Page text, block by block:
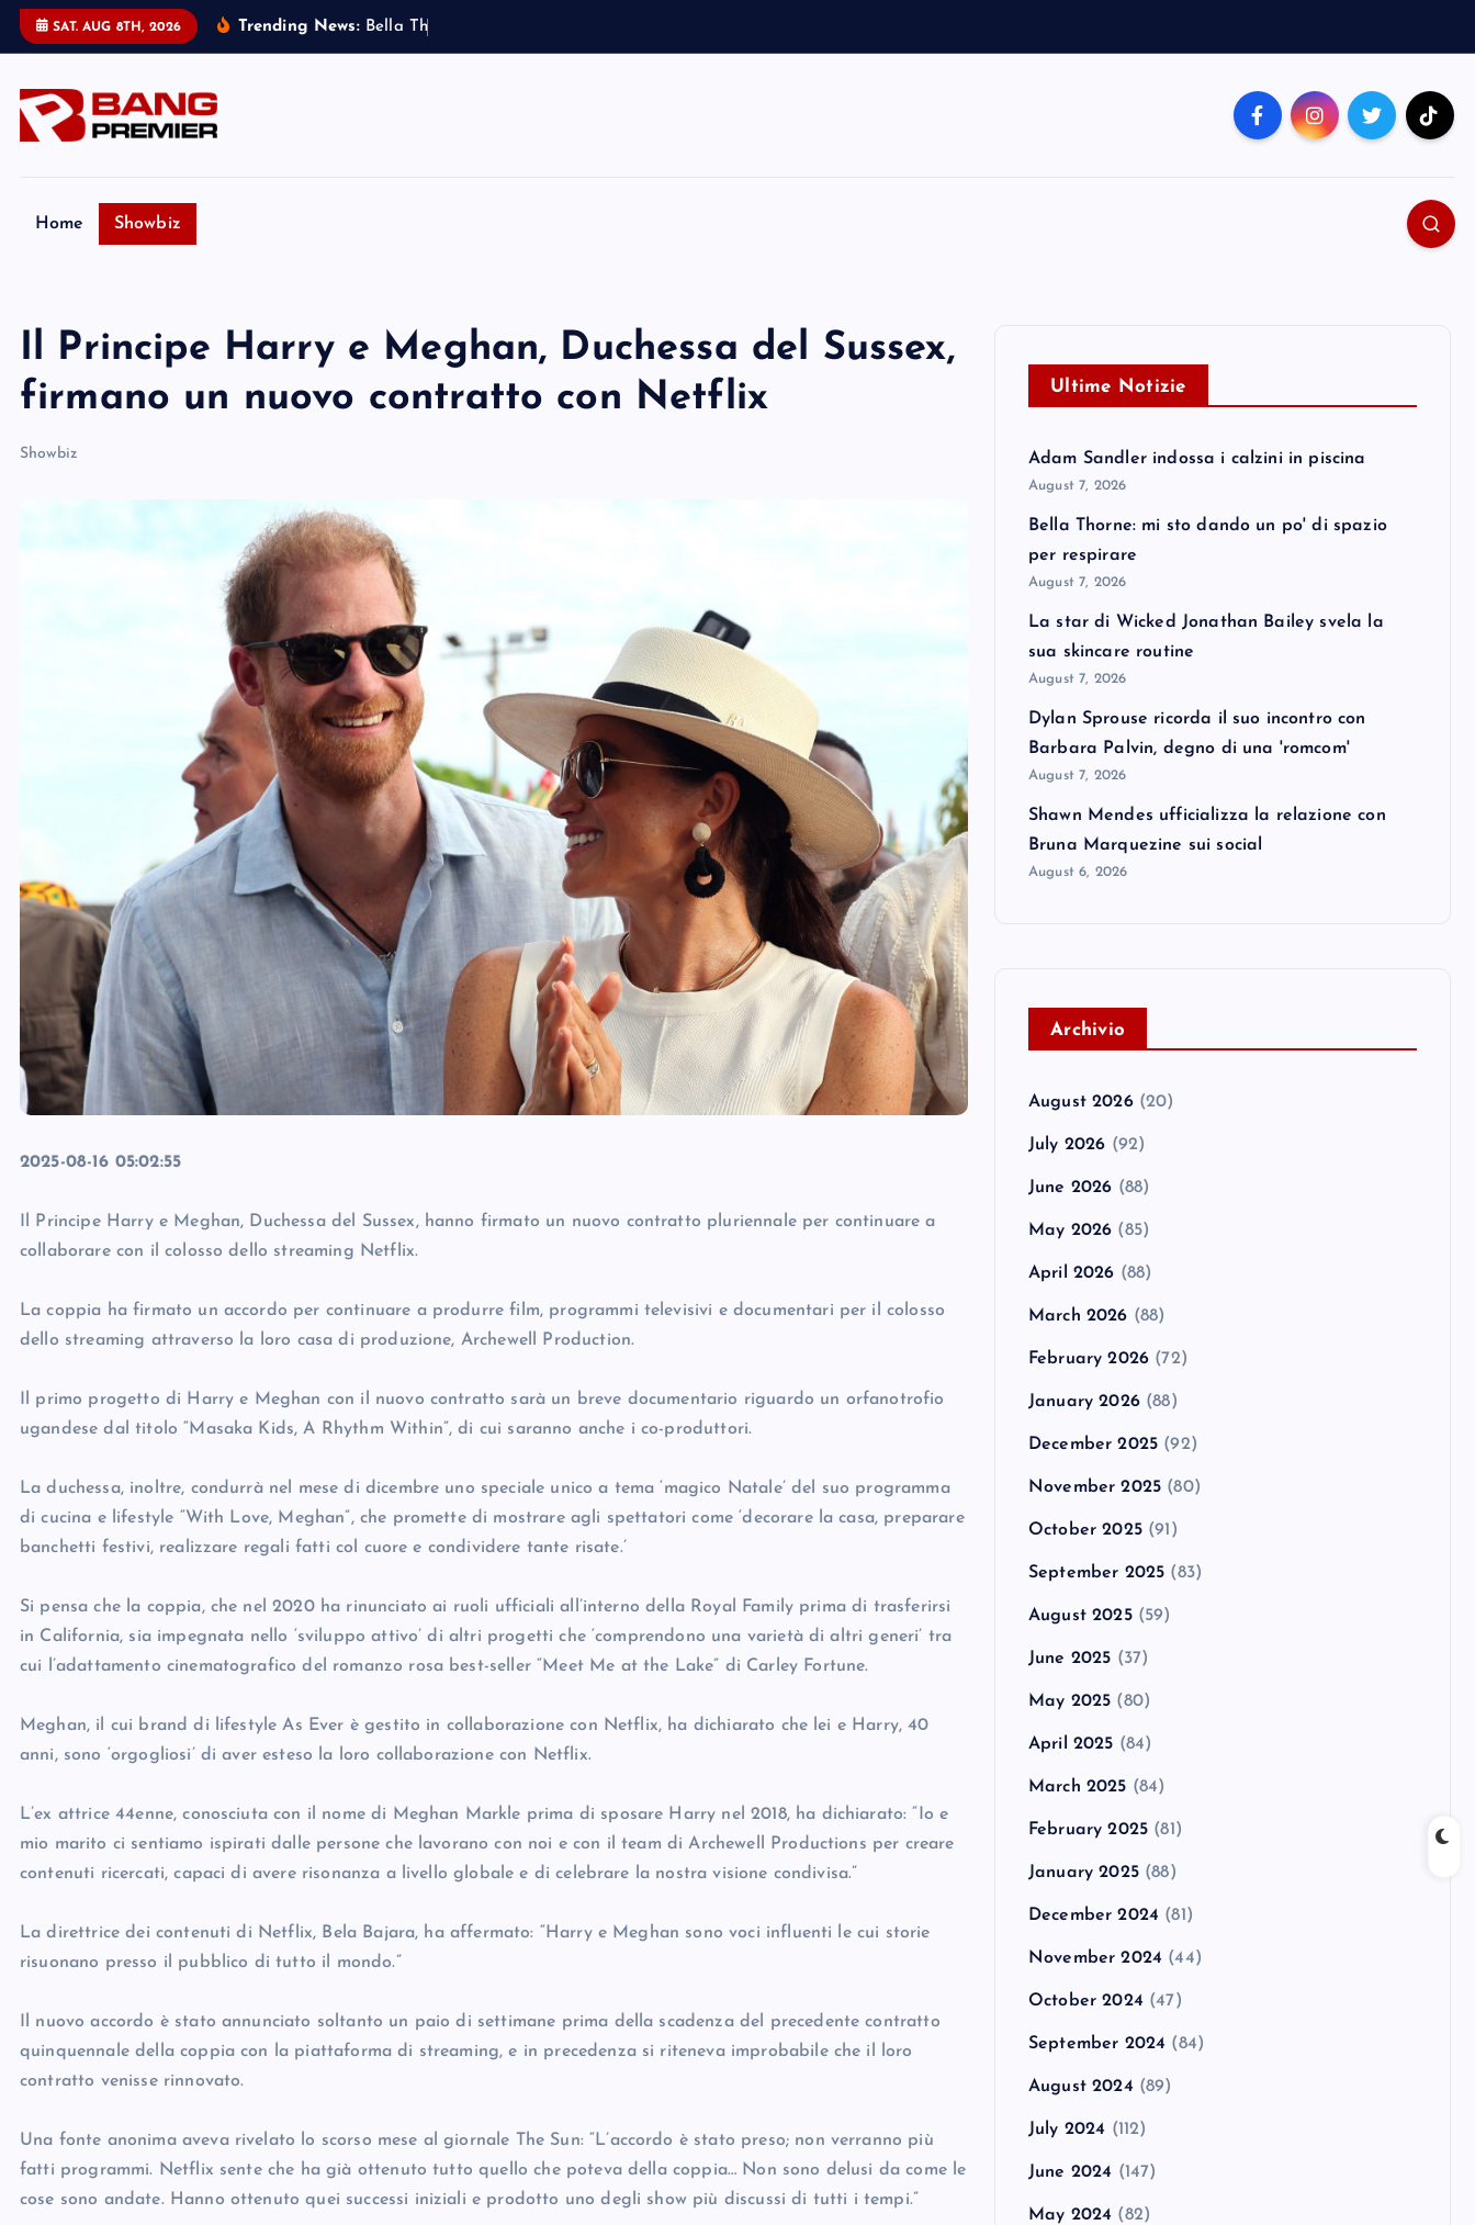
SAT. AUG 8TH, 2026 Trending News: Be a T h
Home Showbiz
Il Principe Harry e Meghan, Duchessa del Sussex,
firmano un nuovo contratto con Netflix
Showbiz
2025-08-16 05:02:55
Il Principe Harry e Meghan, Duchessa del Sussex, hanno firmato un nuovo contratto pluriennale per continuare a
collaborare con il colosso dello streaming Netflix.
La coppia ha firmato un accordo per continuare a produrre film, programmi televisivi e documentari per il colosso
dello streaming attraverso la loro casa di produzione, Archewell Production.
Il primo progetto di Harry e Meghan con il nuovo contratto sarà un breve documentario riguardo un orfanotrofio
ugandese dal titolo “Masaka Kids, A Rhythm Within”, di cui saranno anche i co-produttori.
La duchessa, inoltre, condurrà nel mese di dicembre uno speciale unico a tema ‘magico Natale’ del suo programma
di cucina e lifestyle “With Love, Meghan”, che promette di mostrare agli spettatori come ‘decorare la casa, preparare
banchetti festivi, realizzare regali fatti col cuore e condividere tante risate.’
Si pensa che la coppia, che nel 2020 ha rinunciato ai ruoli ufficiali all’interno della Royal Family prima di trasferirsi
in California, sia impegnata nello ‘sviluppo attivo’ di altri progetti che ‘comprendono una varietà di altri generi’ tra
cui l’adattamento cinematografico del romanzo rosa best-seller “Meet Me at the Lake” di Carley Fortune.
Meghan, il cui brand di lifestyle As Ever è gestito in collaborazione con Netflix, ha dichiarato che lei e Harry, 40
anni, sono ‘orgogliosi’ di aver esteso la loro collaborazione con Netflix.
L’ex attrice 44enne, conosciuta con il nome di Meghan Markle prima di sposare Harry nel 2018, ha dichiarato: “Io e
mio marito ci sentiamo ispirati dalle persone che lavorano con noi e con il team di Archewell Productions per creare
contenuti ricercati, capaci di avere risonanza a livello globale e di celebrare la nostra visione condivisa.”
La direttrice dei contenuti di Netflix, Bela Bajara, ha affermato: “Harry e Meghan sono voci influenti le cui storie
risuonano presso il pubblico di tutto il mondo.”
Il nuovo accordo è stato annunciato soltanto un paio di settimane prima della scadenza del precedente contratto
quinquennale della coppia con la piattaforma di streaming, e in precedenza si riteneva improbabile che il loro
contratto venisse rinnovato.
Una fonte anonima aveva rivelato lo scorso mese al giornale The Sun: “L’accordo è stato preso; non verranno più
fatti programmi. Netflix sente che ha già ottenuto tutto quello che poteva della coppia… Non sono delusi da come le
cose sono andate. Hanno ottenuto quei successi iniziali e prodotto uno degli show più discussi di tutti i tempi.”
Ultime Notizie
Adam Sandler indossa i calzini in piscina
August 7, 2026
Bella Thorne: mi sto dando un po' di spazio
per respirare
August 7, 2026
La star di Wicked Jonathan Bailey svela la
sua skincare routine
August 7, 2026
Dylan Sprouse ricorda il suo incontro con
Barbara Palvin, degno di una 'romcom'
August 7, 2026
Shawn Mendes ufficializza la relazione con
Bruna Marquezine sui social
August 6, 2026
Archivio
August 2026(20)
July 2026 (92)
June 2026 (88)
May 2026 (85)
April 2026 (88)
March 2026 (88)
February 2026 (72)
January 2026(88)
December 2025 (92)
November 2025 (80)
October 2025(91)
September 2025 (83)
August 2025(59)
June 2025 (37)
May 2025 (80)
April 2025 (84)
March 2025 (84)
February 2025 (81)
January 2025(88)
December 2024 (81)
November 2024 (44)
October 2024 (47)
September 2024 (84)
August 2024 (89)
July 2024 (112)
June 2024 (147)
May 2024 (82)